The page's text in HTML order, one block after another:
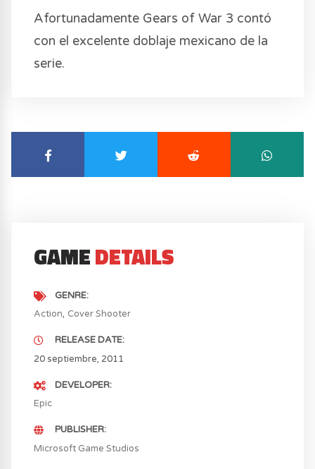
Afortunadamente Gears of War 3 contó
con el excelente doblaje mexicano de la
serie.
GAMEDETAILS
GENRE
Action Cover Shooter
RELEASE DATE
20 septiembre, 2011
DEVELOPER
Epic
PUBLISHER
Microsoft Game Studios